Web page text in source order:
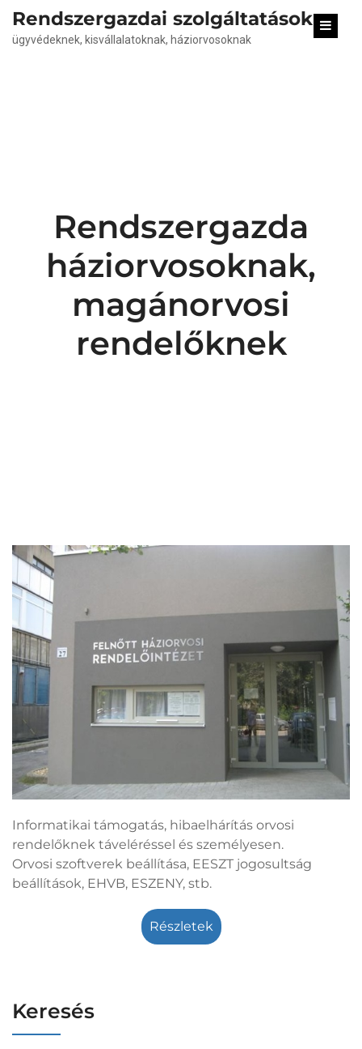
Rendszergazdai szolgáltatások
ügyvédeknek, kisvállalatoknak, háziorvosoknak
Rendszergazda
háziorvosoknak,
magánorvosi
rendelőknek
Informatikai támogatás, hibaelhárítás orvosi
rendelőknek táveléréssel és személyesen.
Orvosi szoftverek beállítása, EESZT jogosultság
beállítások, EHVB, ESZENY, stb.
Részletek
Keresés